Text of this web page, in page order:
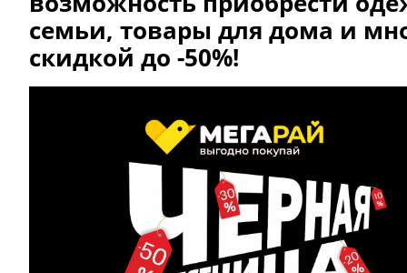
семьи, товары для дома и
скидкой до -50%!